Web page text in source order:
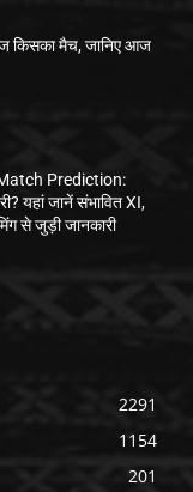
मैच, जानिए आज
Prediction:
यहां जानें संभावित XI,
से जुड़ी जानकारी
2291
1154
201